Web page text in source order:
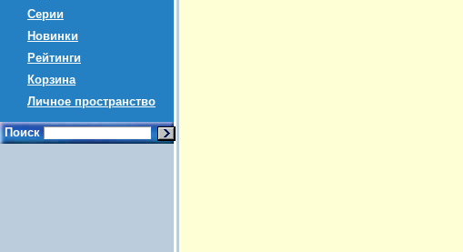
Серии
Новинки
Рейтинги
Корзина
Личное пространство
Поиск